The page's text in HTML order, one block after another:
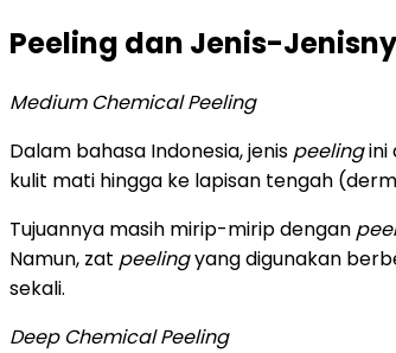
Peeling dan Jenis-
Medium Chemical Peeling
Dalam bahasa Indonesia, jenis peelingini
kulit mati hingga ke lapisan tengah
Tujuannya masih mirip-mirip dengan
Namun, zat peelingyang digunakan
sekali.
Deep Chemical Peeling